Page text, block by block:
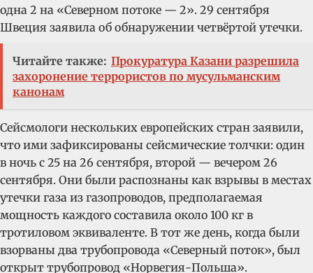
одна 2 на «Северном потоке — 2». 29 сентября
Швеция заявила об обнаружении четвёртой утечки.
Читайте также: Прокуратура Казани разрешила
захоронение террористов по мусульманским
канонам
Сейсмологи нескольких европейских стран заявили,
что ими зафиксированы сейсмические толчки: один
в ночь с 25 на 26 сентября, второй — вечером 26
сентября. Они были распознаны как взрывы в местах
утечки газа из газопроводов, предполагаемая
мощность каждого составила около 100 кг в
тротиловом эквиваленте. В тот же день, когда были
взорваны два трубопровода «Северный поток», был
открыт трубопровод «Норвегия-Польша».